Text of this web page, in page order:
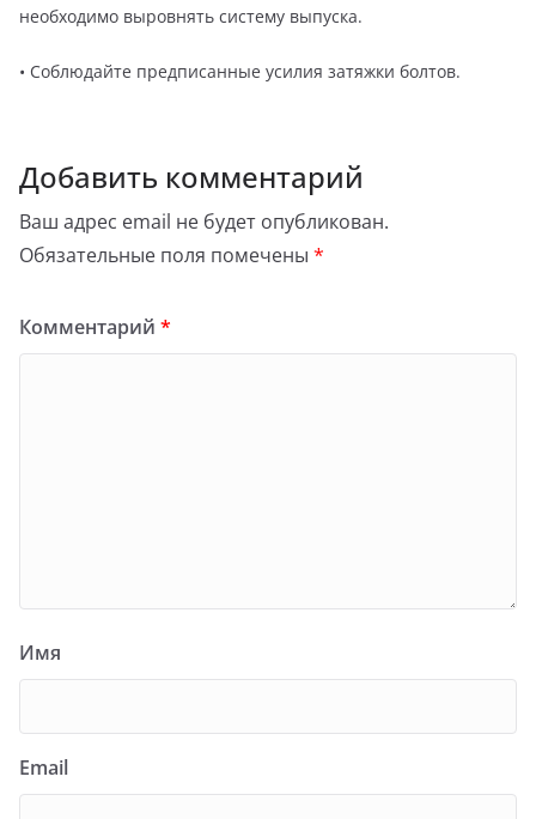
необходимо выровнять систему выпуска.
• Соблюдайте предписанные усилия затяжки болтов.
Добавить комментарий
Ваш адрес email не будет опубликован.
Обязательные поля помечены *
Комментарий *
Имя
Email